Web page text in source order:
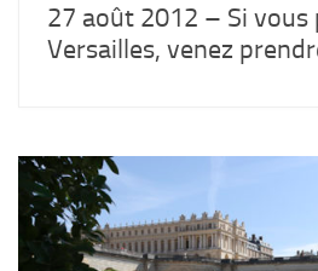
27 août 2012 – Si vous
Versailles, venez